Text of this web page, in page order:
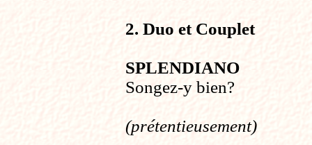
2. Duo et Couplet
SPLENDIANO
Songez-y bien?
(prétentieusement)